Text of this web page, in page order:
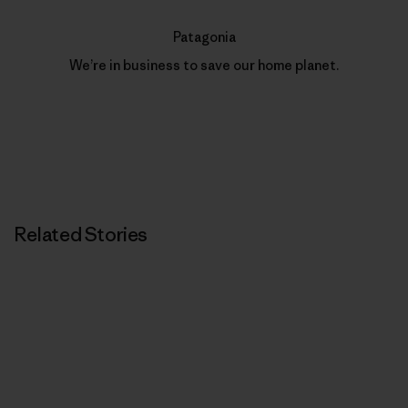
Patagonia
We’re in business to save our home planet.
Related Stories